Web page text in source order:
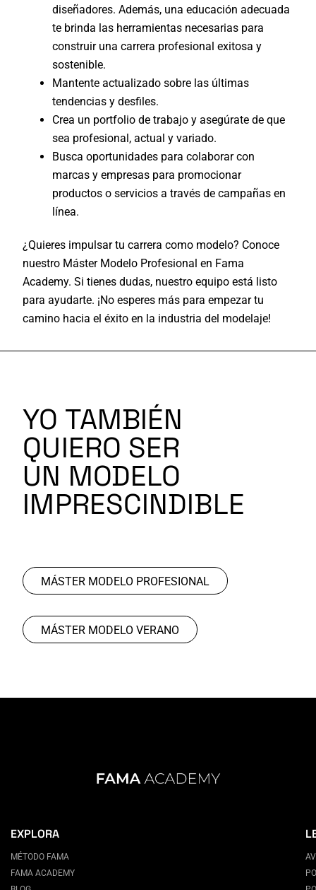
diseñadores. Además, una educación adecuada
te brinda las herramientas necesarias para
construir una carrera profesional exitosa y
sostenible.
Mantente actualizado sobre las últimas
tendencias y desfiles.
Crea un portfolio de trabajo y asegúrate de que
sea profesional, actual y variado.
Busca oportunidades para colaborar con
marcas y empresas para promocionar
productos o servicios a través de campañas en
línea.
¿Quieres impulsar tu carrera como modelo? Conoce
nuestro Máster Modelo Profesional en Fama
Academy. Si tienes dudas, nuestro equipo está listo
para ayudarte. ¡No esperes más para empezar tu
camino hacia el éxito en la industria del modelaje!
YO TAMBIÉN
QUIERO SER
UN MODELO
IMPRESCINDIBLE
MÁSTER MODELO PROFESIONAL
MÁSTER MODELO VERANO
EXPLORA
MÉTODO FAMA
FAMA ACADEMY